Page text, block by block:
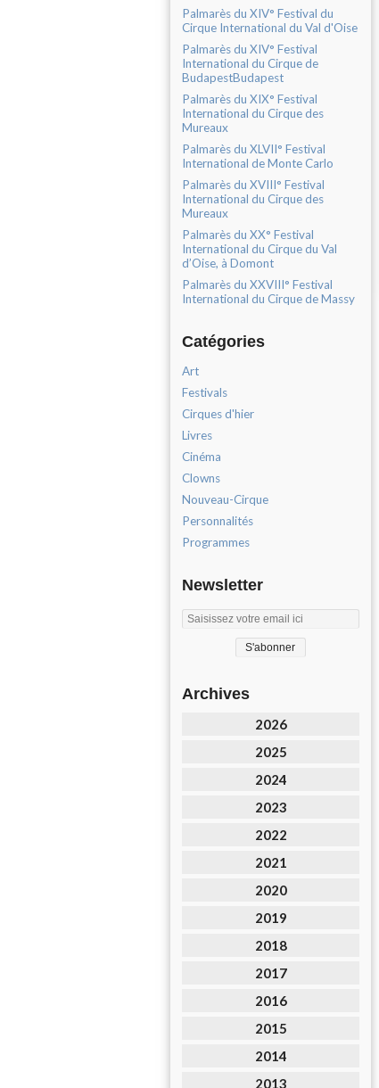
Palmarès du XIV° Festival du
Cirque International du Val d'Oise
Palmarès du XIV° Festival
International du Cirque de
BudapestBudapest
Palmarès du XIX° Festival
International du Cirque des
Mureaux
Palmarès du XLVII° Festival
International de Monte Carlo
Palmarès du XVIII° Festival
International du Cirque des
Mureaux
Palmarès du XX° Festival
International du Cirque du Val
d’Oise, à Domont
Palmarès du XXVIII° Festival
International du Cirque de Massy
Catégories
Art
Festivals
Cirques d'hier
Livres
Cinéma
Clowns
Nouveau-Cirque
Personnalités
Programmes
Newsletter
Archives
2026
2025
2024
2023
2022
2021
2020
2019
2018
2017
2016
2015
2014
2013